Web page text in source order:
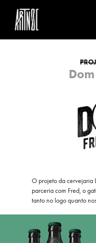
O projeto da cervejaria
parceria com Fred, o
tanto no logo quanto